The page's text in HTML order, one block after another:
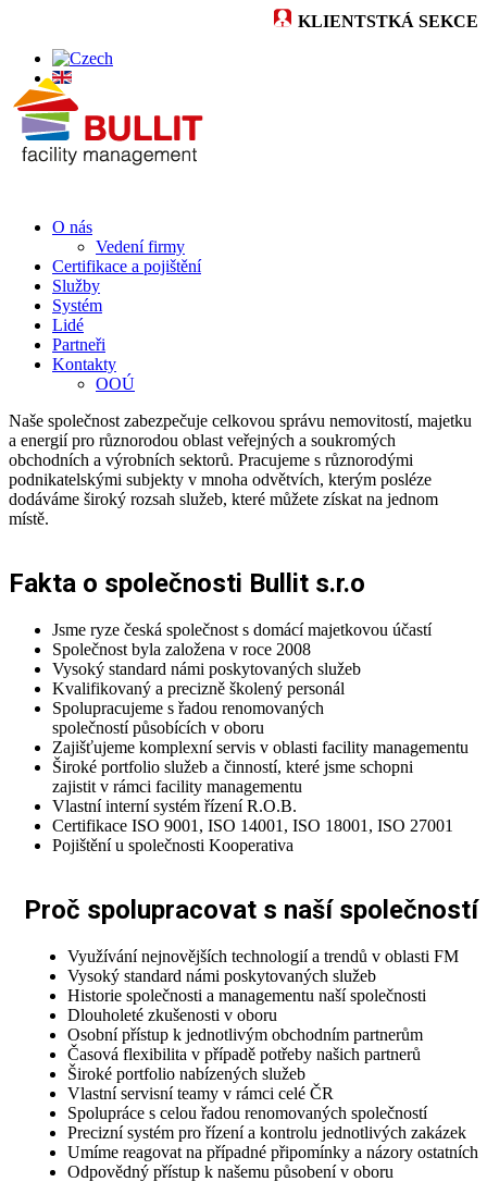
KLIENTSTKÁ SEKCE
O nás
Vedení firmy
Certifikace a pojištění
Služby
Systém
Lidé
Partneři
Kontakty
OOÚ
Naše společnost zabezpečuje celkovou správu nemovitostí, majetku
a energií pro různorodou oblast veřejných a soukromých
obchodních a výrobních sektorů. Pracujeme s různorodými
podnikatelskými subjekty v mnoha odvětvích, kterým posléze
dodáváme široký rozsah služeb, které můžete získat na jednom
místě.
Fakta o společnosti Bullit s.r.o
Jsme ryze česká společnost s domácí majetkovou účastí
Společnost byla založena v roce 2008
Vysoký standard námi poskytovaných služeb
Kvalifikovaný a precizně školený personál
Spolupracujeme s řadou renomovaných
společností působících v oboru
Zajišťujeme komplexní servis v oblasti facility managementu
Široké portfolio služeb a činností, které jsme schopni
zajistit v rámci facility managementu
Vlastní interní systém řízení R.O.B.
Certifikace ISO 9001, ISO 14001, ISO 18001, ISO 27001
Pojištění u společnosti Kooperativa
Proč spolupracovat s naší společností
Využívání nejnovějších technologií a trendů v oblasti FM
Vysoký standard námi poskytovaných služeb
Historie společnosti a managementu naší společnosti
Dlouholeté zkušenosti v oboru
Osobní přístup k jednotlivým obchodním partnerům
Časová flexibilita v případě potřeby našich partnerů
Široké portfolio nabízených služeb
Vlastní servisní teamy v rámci celé ČR
Spolupráce s celou řadou renomovaných společností
Precizní systém pro řízení a kontrolu jednotlivých zakázek
Umíme reagovat na případné připomínky a názory ostatních
Odpovědný přístup k našemu působení v oboru